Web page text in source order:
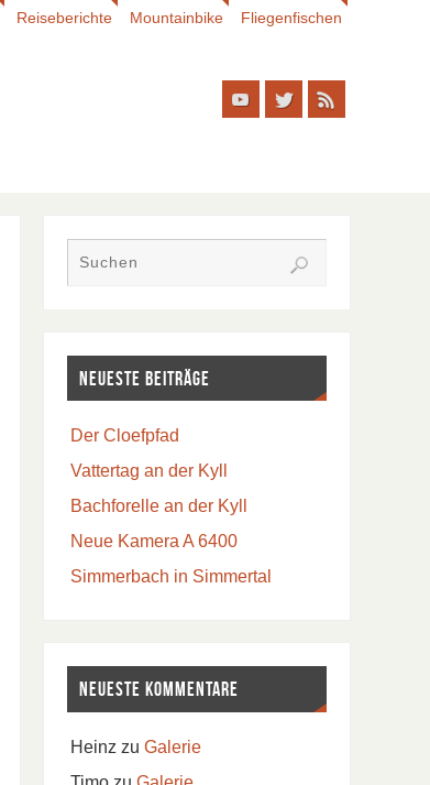
Reiseberichte Mountainbike Fliegenfischen
Neueste Beiträge
Der Cloefpfad
Vattertag an der Kyll
Bachforelle an der Kyll
Neue Kamera A 6400
Simmerbach in Simmertal
Neueste Kommentare
Heinz zu Galerie